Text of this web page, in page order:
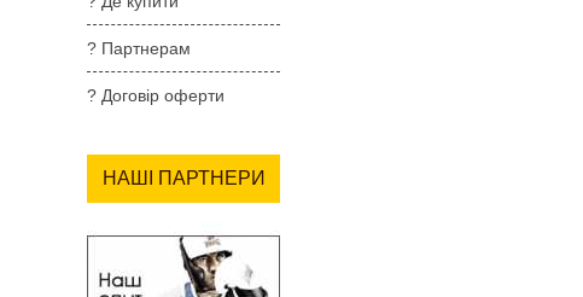
? Партнерам
? Договір оферти
НАШІ ПАРТНЕРИ